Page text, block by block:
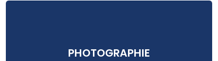
PHOTOGRAPHIE